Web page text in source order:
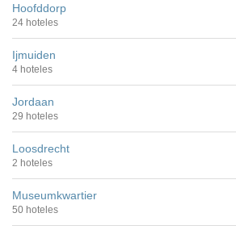
Hoofddorp
24 hoteles
Ijmuiden
4 hoteles
Jordaan
29 hoteles
Loosdrecht
2 hoteles
Museumkwartier
50 hoteles